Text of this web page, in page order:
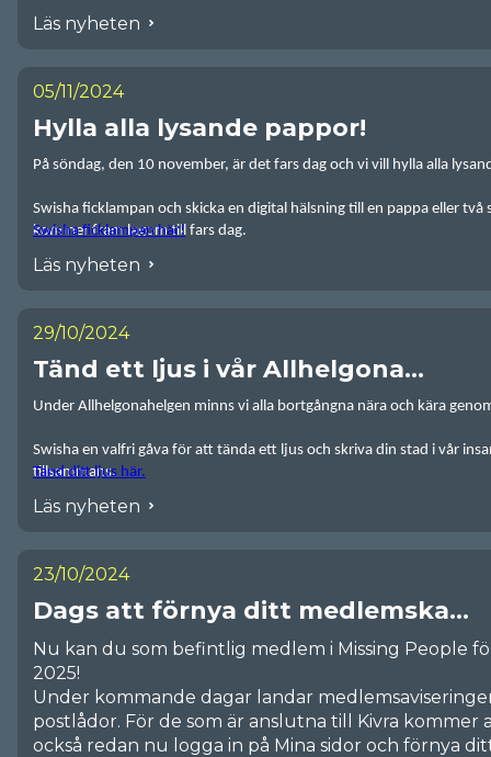
kronor du vill skänka. Perfekt att ge bort i julklapp
till alla som saknar en försvunnen familjemedlem.
Psst! Swisha din gåva senast 15 december för att få
Som tack för din gåva får du ett gåvokor
Nyckelringen pryds av en reflex i form av våra
och därmed gott om plats för din egen julhälsning.
kommer ett ljus i mörkret
nedan text:
Den här julgåvan gör det möjligt för oss att hitta
fortsätter Missing People att leta efter försvunna
Läs nyheten
05/11/2024
Hylla alla lysande pappor!
På söndag, den 10 november, är det fars dag och vi vill hylla alla
Swisha ficklampan och skicka en digital hälsning till en pappa eller
kommer fram lagom till fars dag.
Swisha ficklampan här!
Läs nyheten
29/10/2024
Tänd ett ljus i vår Allhelgona...
Under Allhelgonahelgen minns vi alla bortgångna nära och kära
Swisha en valfri gåva för att tända ett ljus och skriva din stad i vår
tillsammans.
Tänd ditt ljus här.
Läs nyheten
23/10/2024
Dags att förnya ditt medlemska...
Nu kan du som befintlig medlem i Missing People
2025!
Under kommande dagar landar
postlådor. För de som är anslutna till Kivra kommer
också redan nu logga in på Mina sidor och förnya